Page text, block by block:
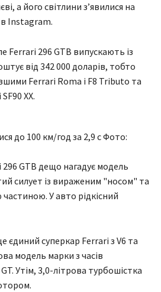
а його світлини з’явилися на
в Instagram.
Ferrari 296 GTB випускають із
від 342 000 доларів, тобто
Ferrari Roma і F8 Tributo та
XX.
до 100 км/год за 2,9 с Фото:
GTB дещо нагадує модель
силует із вираженим "носом" та
У авто рідкісний
єдиний суперкар Ferrari з V6 та
модель марки з часів
Утім, 3,0-літрова турбошістка